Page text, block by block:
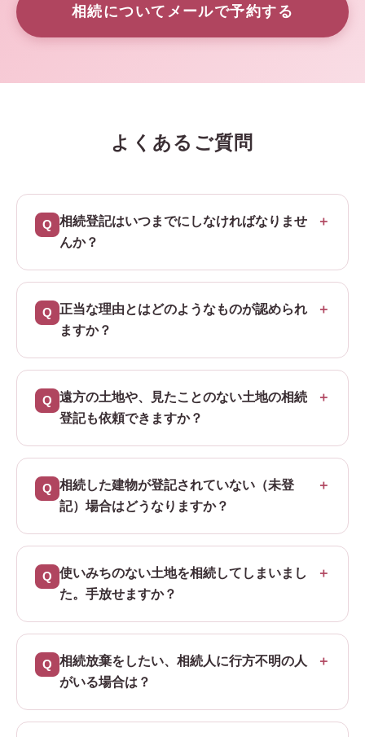
相続についてメールで予約する
よくあるご質問
相続登記はいつまでにしなければなりませ
んか？
正当な理由とはどのようなものが認められ
ますか？
遠方の土地や、見たことのない土地の相続
登記も依頼できますか？
相続した建物が登記されていない（未登
記）場合はどうなりますか？
使いみちのない土地を相続してしまいまし
た。手放せますか？
相続放棄をしたい、相続人に行方不明の人
がいる場合は？